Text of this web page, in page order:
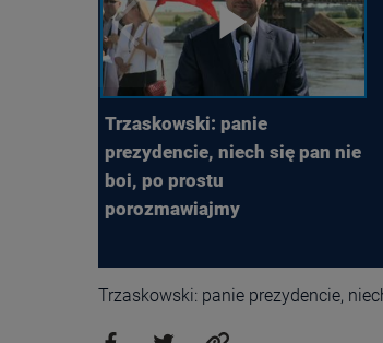
Trzaskowski: panie
prezydencie, niech się pan nie
boi, po prostu
porozmawiajmy
Trzaskowski: panie prezydencie,